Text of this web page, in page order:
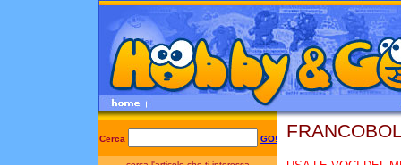
Cerca GO!